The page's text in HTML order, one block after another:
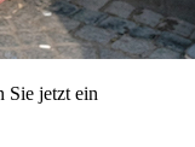
Sie jetzt ein